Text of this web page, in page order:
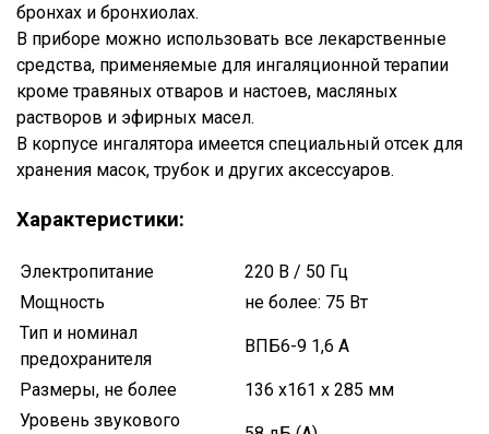
бронхах и бронхиолах.
​В приборе можно использовать все лекарственные
средства, применяемые для ингаляционной терапии
кроме травяных отваров и настоев, масляных
растворов и эфирных масел.
​В корпусе ингалятора имеется специальный отсек для
хранения масок, трубок и других аксессуаров.
Характеристики:
Электропитание
220 В / 50 Гц
Мощность
не более: 75 Вт
Тип и номинал
предохранителя
ВПБ6-9 1,6 А
Размеры, не более
136 х161 х 285 мм
Уровень звукового
Ваше имя
Номер телефона